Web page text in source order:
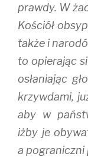
prawdy. W
Kościół
także i
to opierając
osłaniając
krzywdami,
aby w
iżby je
a pograniczni